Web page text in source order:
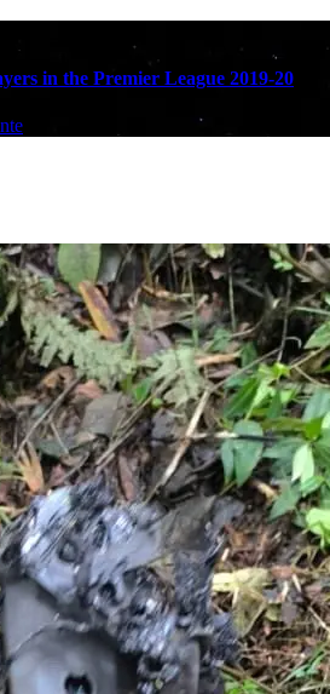
in the Premier League 2019-20